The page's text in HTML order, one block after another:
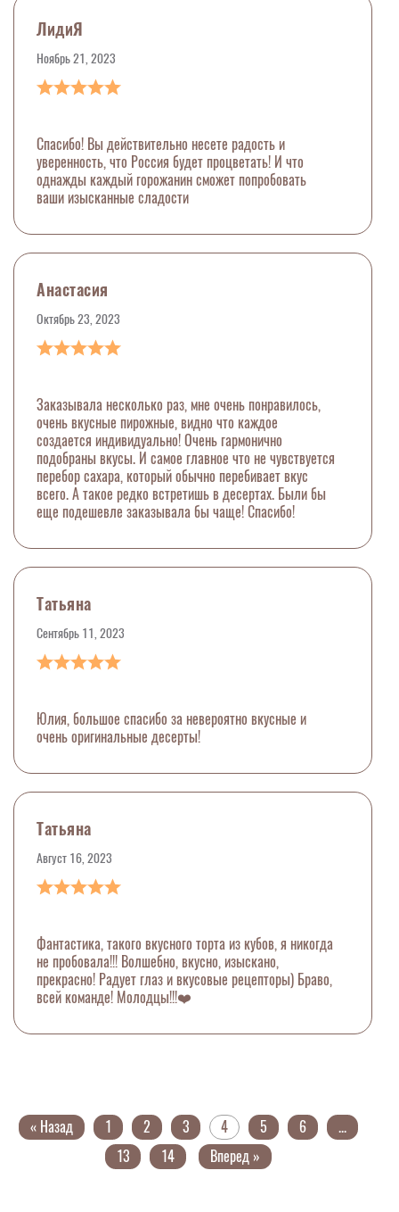
ЛидиЯ
Ноябрь 21, 2023
Спасибо! Вы действительно несете радость и
уверенность, что Россия будет процветать! И что
однажды каждый горожанин сможет попробовать
ваши изысканные сладости
Анастасия
Октябрь 23, 2023
Заказывала несколько раз, мне очень понравилось,
очень вкусные пирожные, видно что каждое
создается индивидуально! Очень гармонично
подобраны вкусы. И самое главное что не чувствуется
перебор сахара, который обычно перебивает вкус
всего. А такое редко встретишь в десертах. Были бы
еще подешевле заказывала бы чаще! Спасибо!
Татьяна
Сентябрь 11, 2023
Юлия, большое спасибо за невероятно вкусные и
очень оригинальные десерты!
Татьяна
Август 16, 2023
Фантастика, такого вкусного торта из кубов, я никогда
не пробовала!!! Волшебно, вкусно, изыскано,
прекрасно! Радует глаз и вкусовые рецепторы) Браво,
всей команде! Молодцы!!!❤️
« Назад 1 2 3 4 5 6
...
13
14 Вперед »